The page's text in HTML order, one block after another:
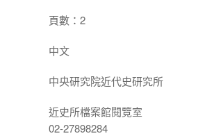
頁數：2
中文
中央研究院近代史研究所
近史所檔案館閱覽室
02-27898284